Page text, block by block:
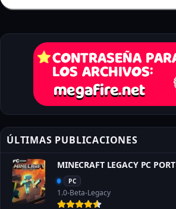
ÚLTIMAS PUBLICACIONES
MINECRAFT LEGACY PC PORT
PC
1.0-Beta-Legacy